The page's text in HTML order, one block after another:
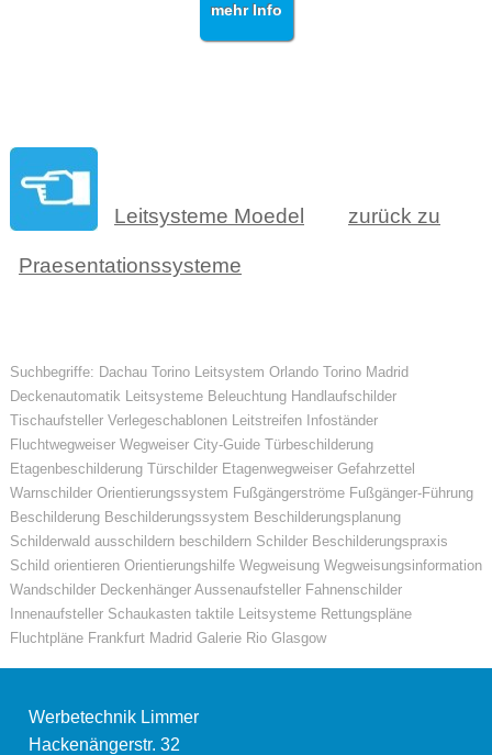
mehr Info
Leitsysteme Moedel zurück zu
Praesentationssysteme
Suchbegriffe: Dachau Torino Leitsystem Orlando Torino Madrid
Deckenautomatik Leitsysteme Beleuchtung Handlaufschilder
Tischaufsteller Verlegeschablonen Leitstreifen Infoständer
Fluchtwegweiser Wegweiser City-Guide Türbeschilderung
Etagenbeschilderung Türschilder Etagenwegweiser Gefahrzettel
Warnschilder Orientierungssystem Fußgängerströme Fußgänger-Führung
Beschilderung Beschilderungssystem Beschilderungsplanung
Schilderwald ausschildern beschildern Schilder Beschilderungspraxis
Schild orientieren Orientierungshilfe Wegweisung Wegweisungsinformation
Wandschilder Deckenhänger Aussenaufsteller Fahnenschilder
Innenaufsteller Schaukasten taktile Leitsysteme Rettungspläne
Fluchtpläne Frankfurt Madrid Galerie Rio Glasgow
Werbetechnik Limmer
Hackenängerstr. 32